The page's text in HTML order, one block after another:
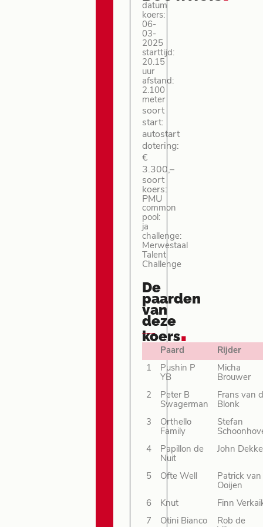
datum
koers:
06-
03-
2025
starttijd:
20.15
uur
afstand:
2.100
meter
soort
start:
autostart
dotering:
€
3.300,–
soort
koers:
PMU
common
pool:
ja
challenge:
Merwestaal
Talent
Challenge
De
paarden
van
deze
koers.
Paard
Rijder
1
Pushin P
YB
Micha
Brouwer
2
Peter B
Swagerman
Frans van
Blonk
3
Orthello
Family
Stefan
4
Papillon de
Nuit
John
5 Ofte Well
Patrick van
Ooijen
6
Knut
Finn
7
Otini Bianco
Rob de